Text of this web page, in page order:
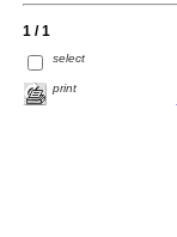
1 / 1
select
print